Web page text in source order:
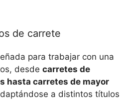
de carrete
para trabajar con una
desde carretes de
hasta carretes de mayor
a distintos títulos